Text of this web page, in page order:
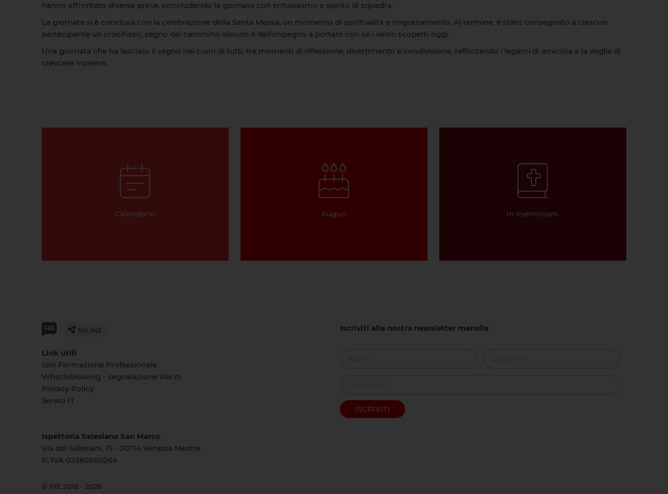
hanno affrontato diverse prove, concludendo la giornata con entusiasmo e spirito di squadra.
La giornata si è conclusa con la celebrazione della Santa Messa, un momento di spiritualità e ringraziamento. Al termine, è stato consegnato a ciascun
partecipante un crocifisso, segno del cammino vissuto e dell'impegno a portare con sé i valori scoperti oggi.
Una giornata che ha lasciato il segno nei cuori di tutti, tra momenti di riflessione, divertimento e condivisione, rafforzando i legami di amicizia e la voglia di
crescere insieme.
Calendario Auguri In memoriam
Siti INE
Link utili
Sito Formazione Professionale
Whistleblowing - segnalazione illeciti
Privacy Policy
Servizi IT
Ispettoria Salesiana San Marco
Via dei Salesiani, 15 - 30174 Venezia Mestre
P. IVA 02360500264
© INE 2018 - 2026
Iscriviti alla nostra newsletter mensile